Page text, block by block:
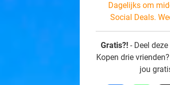
Dagelijks om
Social Deals.
Gratis?! - Deel
Kopen drie
jou